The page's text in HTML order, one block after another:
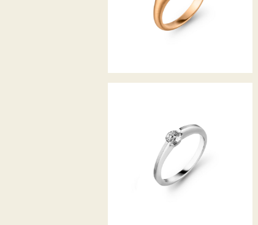
DIAMANTRING LIBERTÉ